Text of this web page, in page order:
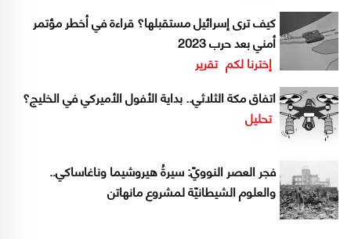
كيف ترى إسرائيل مستقبلها؟ قراءة في أخطر مؤتمر
أمني بعد حرب 2023
إخترنا لكم تقرير
اتفاق مكة الثلاثي.. بداية الأفول الأميركي في الخليج؟
تحليل
فجر العصر النوويّ: سيرةُ هيروشيما وناغاساكي..
والعلوم الشيطانيّة لمشروع مانهاتن